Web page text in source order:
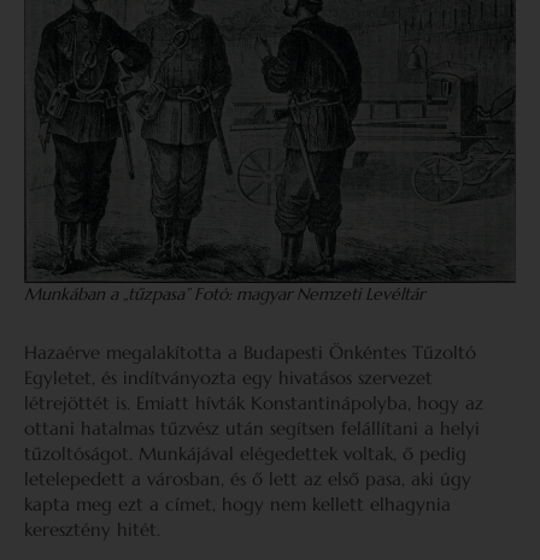
Munkában a „tűzpasa” Fotó: magyar Nemzeti Levéltár
Hazaérve megalakította a Budapesti Önkéntes Tűzoltó
Egyletet, és indítványozta egy hivatásos szervezet
létrejöttét is. Emiatt hívták Konstantinápolyba, hogy az
ottani hatalmas tűzvész után segítsen felállítani a helyi
tűzoltóságot. Munkájával elégedettek voltak, ő pedig
letelepedett a városban, és ő lett az első pasa, aki úgy
kapta meg ezt a címet, hogy nem kellett elhagynia
keresztény hitét.